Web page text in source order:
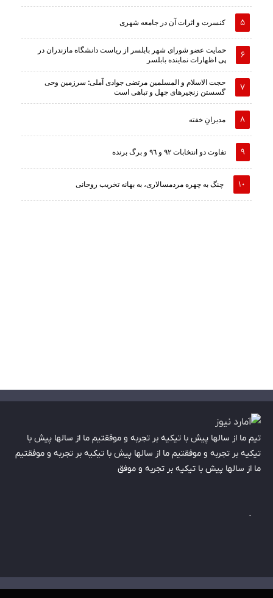
کنسرت و اثرات آن در جامعه شهری
حمایت عضو شورای شهر بابلسر از ریاست دانشگاه مازندران در
پی اظهارات نماینده بابلسر
حجت الاسلام و المسلمین مرتضی جوادی آملی: سرزمین وحى
گسستن زنجیرهاى جهل و تباهى است
مدیرانِ خفته
تفاوت دو انتخابات ٩٢ و ٩٦ و برگ برنده
چنگ به چهره مردمسالاری، به بهانه تخریب روحانی
تیم ما از سالها پیش با تیکیه بر تجربه و موفقتیم ما از سالها پیش با
تیکیه بر تجربه و موفقتیم ما از سالها پیش با تیکیه بر تجربه و موفقتیم
ما از سالها پیش با تیکیه بر تجربه و موفق
.